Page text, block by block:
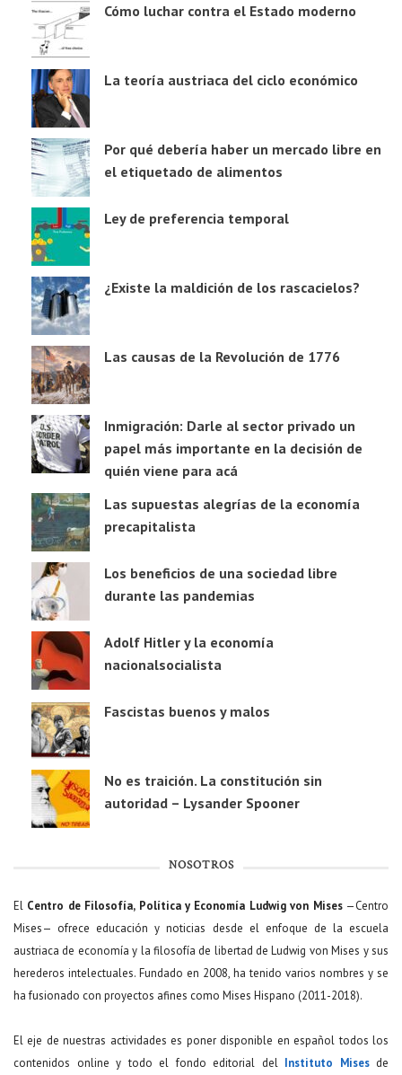
Cómo luchar contra el Estado moderno
La teoría austriaca del ciclo económico
Por qué debería haber un mercado libre en
el etiquetado de alimentos
Ley de preferencia temporal
¿Existe la maldición de los rascacielos?
Las causas de la Revolución de 1776
Inmigración: Darle al sector privado un
papel más importante en la decisión de
quién viene para acá
Las supuestas alegrías de la economía
precapitalista
Los beneficios de una sociedad libre
durante las pandemias
Adolf Hitler y la economía
nacionalsocialista
Fascistas buenos y malos
No es traición. La constitución sin
autoridad – Lysander Spooner
NOSOTROS
El Centro de Filosofía, Política y Economía Ludwig von Mises—Centro
Mises— ofrece educación y noticias desde el enfoque de la escuela
austriaca de economía y la filosofía de libertad de Ludwig von Mises y sus
herederos intelectuales. Fundado en 2008, ha tenido varios nombres y se
ha fusionado con proyectos afines como Mises Hispano (2011-2018).
El eje de nuestras actividades es poner disponible en español todos los
contenidos online y todo el fondo editorial del Instituto Misesde